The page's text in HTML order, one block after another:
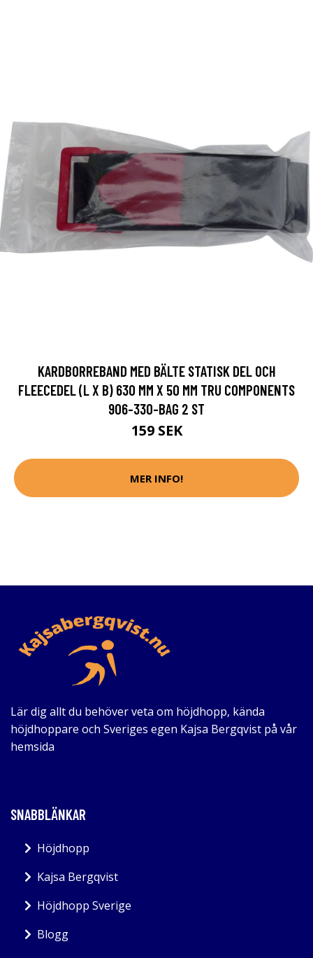
KARDBORREBAND MED BÄLTE STATISK DEL OCH
FLEECEDEL (L X B) 630 MM X 50 MM TRU COMPONENTS
906-330-BAG 2 ST
159 SEK
MER INFO!
Lär dig allt du behöver veta om höjdhopp, kända
höjdhoppare och Sveriges egen Kajsa Bergqvist på vår
hemsida
SNABBLÄNKAR
Höjdhopp
Kajsa Bergqvist
Höjdhopp Sverige
Blogg